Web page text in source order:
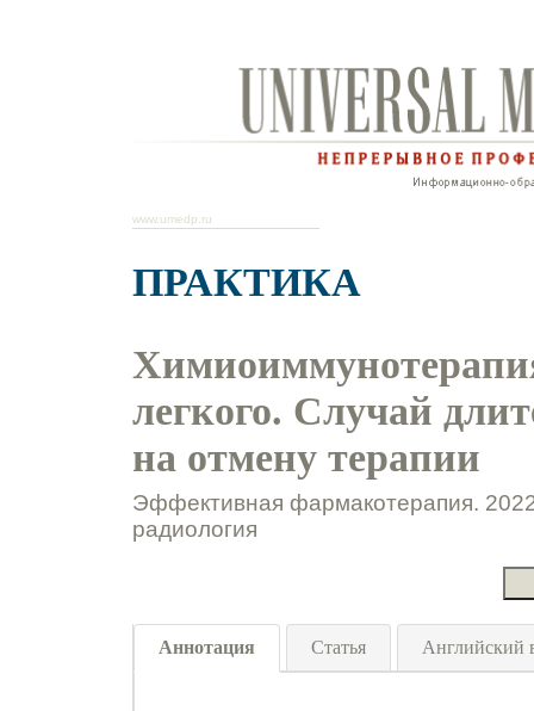
www.umedp.ru
ПРАКТИКА
легкого. Cлучай
на отмену терапии
Эффективная фармакотерапия.
радиология
Аннотация Статья Английский